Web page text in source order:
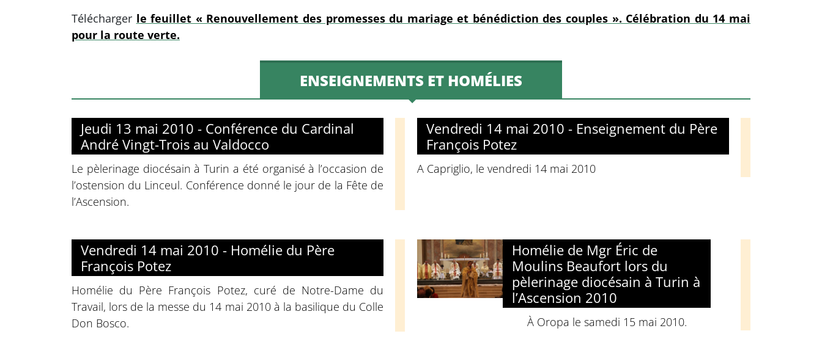
Télécharger le feuillet « Renouvellement des promesses du mariage et bénédiction des couples ». Célébration du 14 mai
pour la route verte.
ENSEIGNEMENTS ET HOMÉLIES
Jeudi 13 mai 2010 - Conférence du Cardinal
André Vingt-Trois au Valdocco
Le pèlerinage diocésain à Turin a été organisé à l’occasion de
l’ostension du Linceul. Conférence donné le jour de la Fête de
l’Ascension.
Vendredi 14 mai 2010 - Enseignement du Père
François Potez
A Capriglio, le vendredi 14 mai 2010
Vendredi 14 mai 2010 - Homélie du Père
François Potez
Homélie du Père François Potez, curé de Notre-Dame du
Travail, lors de la messe du 14 mai 2010 à la basilique du Colle
Don Bosco.
Homélie de Mgr Éric de
Moulins Beaufort lors du
pèlerinage diocésain à Turin à
l’Ascension 2010
À Oropa le samedi 15 mai 2010.